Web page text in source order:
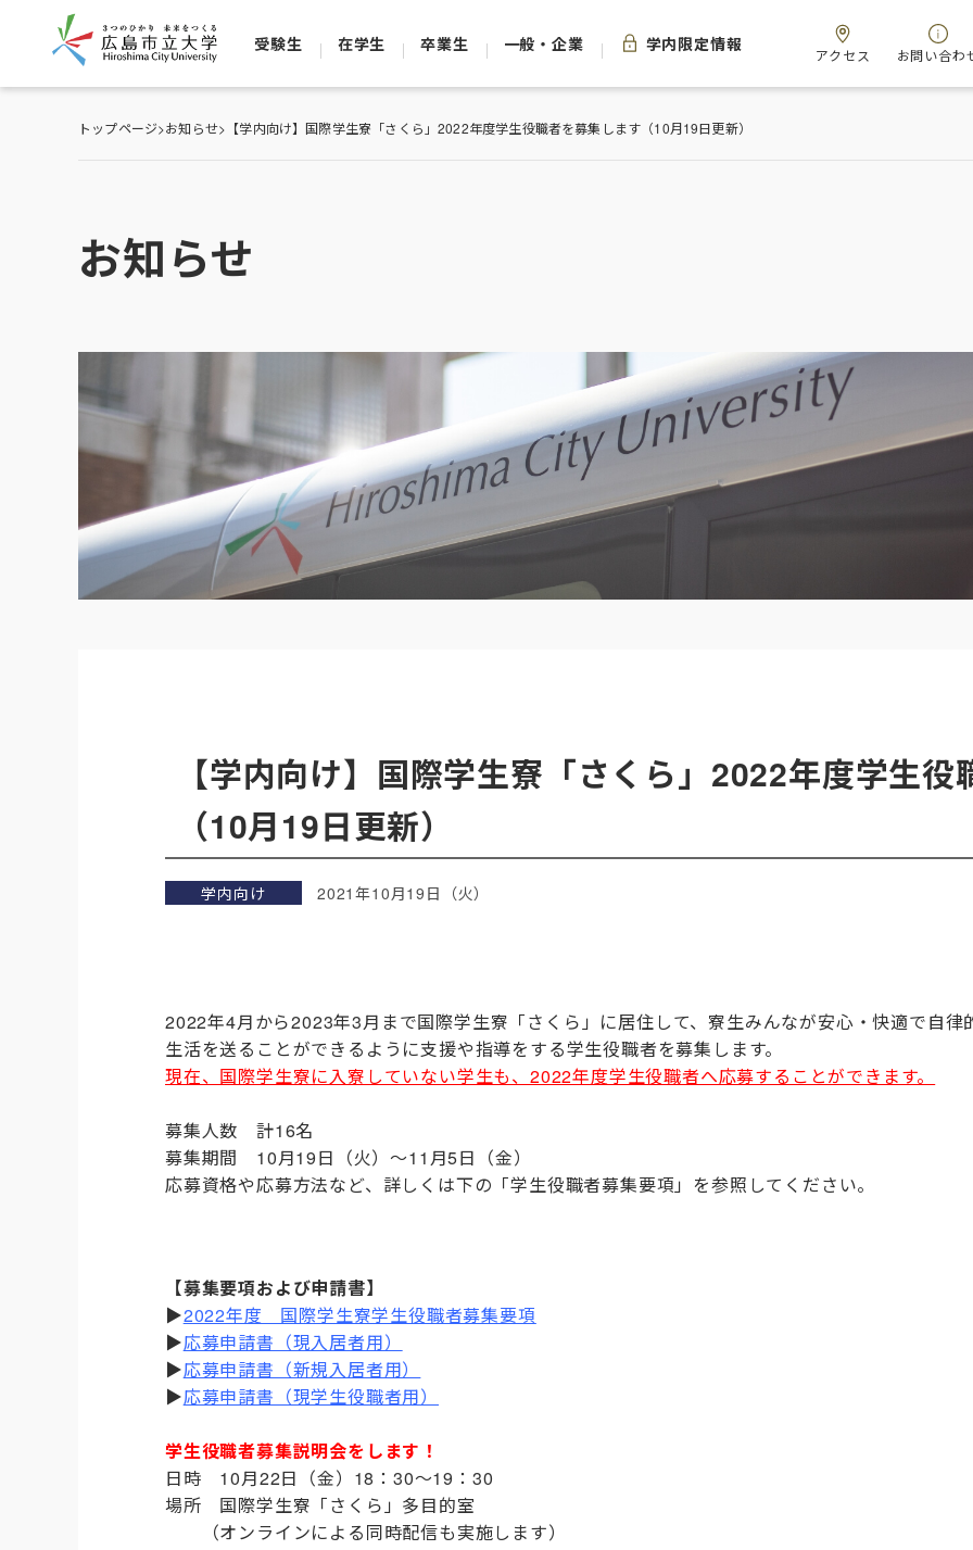
受験生 在学生 卒業生 一般・企業 学内限定情報
アクセス お問い合わ
トップページ>お知らせ> 【学内向け】国際学生寮「さくら」2022年度学生役職者を募集します（10月19日更新）
お知らせ
【学内向け】国際学生寮「さくら」2022年度学生
（10月19日更新）
学内向け 2021年10月19日（火）
2022年4月から2023年3月まで国際学生寮「さくら」に居住して、寮生みんなが安心・快適で自律
生活を送ることができるように支援や指導をする学生役職者を募集します。
現在、国際学生寮に入寮していない学生も、2022年度学生役職者へ応募することができます。
募集人数 計16名
募集期間 10月19日（火）～11月5日（金）
応募資格や応募方法など、詳しくは下の「学生役職者募集要項」を参照してください。
【募集要項および申請書】
▶2022年度 国際学生寮学生役職者募集要項
▶応募申請書（現入居者用）
▶応募申請書（新規入居者用）
▶応募申請書（現学生役職者用）
学生役職者募集説明会をします！
日時 10月22日（金）18：30～19：30
場所 国際学生寮「さくら」多目的室
（オンラインによる同時配信も実施します）